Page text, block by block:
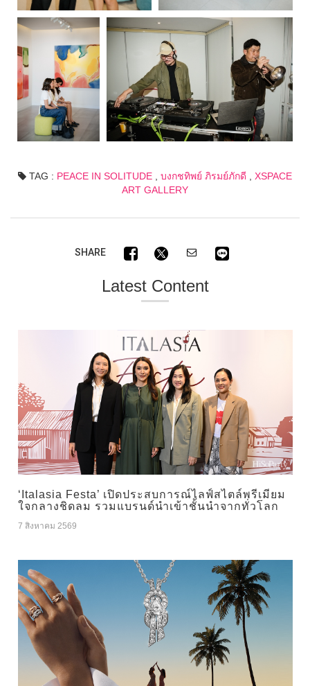
TAG : PEACE IN SOLITUDE , บงกชทิพย์ ภิรมย์ภักดี , XSPACE
ART GALLERY
SHARE
Latest Content
‘Italasia Festa’ เปิดประสบการณ์ไลฟ์สไตล์พรีเมียม
ใจกลางชิดลม รวมแบรนด์นำเข้าชั้นนำจากทั่วโลก
7 สิงหาคม 2569